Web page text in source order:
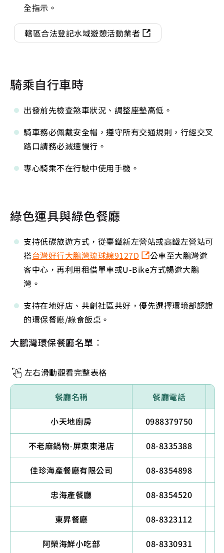
全指示。
轄區合法登記水域遊憩活動業者
騎乘自行車時
出發前先檢查煞車狀況、調整座墊高低。
騎車務必佩戴安全帽，遵守所有交通規則，行經交叉
路口請務必減速慢行。
專心騎乘不在行駛中使用手機。
綠色運具與綠色餐廳
支持低碳旅遊方式，從臺鐵新左營站或高鐵左營站可
搭台灣好行大鵬灣琉球線9127D
公車至大鵬灣遊
客中心，再利用租借單車或U-Bike方式暢遊大鵬
灣。
支持在地好店、共創社區共好，優先選擇環境部認證
的環保餐廳/綠食飯桌。
大鵬灣環保餐廳名單：
左右滑動觀看完整表格
餐廳名稱 餐廳電話
小天地廚房 0988379750
不老麻鍋物-屏東東港店 08-8335388
佳珍海產餐廳有限公司 08-8354898
忠海產餐廳 08-8354520
東昇餐廳 08-8323112
阿榮海鮮小吃部 08-8330931